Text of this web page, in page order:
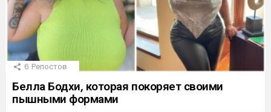
6 Репостов
Белла Бодхи, которая покоряет своими
пышными формами